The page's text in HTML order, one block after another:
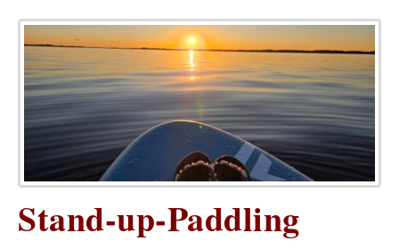
Stand-up-Paddling